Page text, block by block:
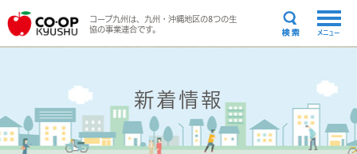
コープ九州は、九州・沖縄地区の8つの生
協の事業連合です。
メニュー
新着情報